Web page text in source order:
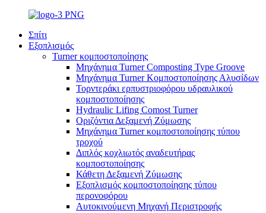
Σπίτι
Εξοπλισμός
Turner κομποστοποίησης
Μηχάνημα Turner Composting Type Groove
Μηχάνημα Turner Κομποστοποίησης Αλυσίδων
Τορντεράκι ερπυστριοφόρου υδραυλικού
κομποστοποίησης
Hydraulic Lifing Comost Turner
Οριζόντια Δεξαμενή Ζύμωσης
Μηχάνημα Turner κομποστοποίησης τύπου
τροχού
Διπλός κοχλιωτός αναδευτήρας
κομποστοποίησης
Κάθετη Δεξαμενή Ζύμωσης
Εξοπλισμός κομποστοποίησης τύπου
περονοφόρου
Αυτοκινούμενη Μηχανή Περιστροφής